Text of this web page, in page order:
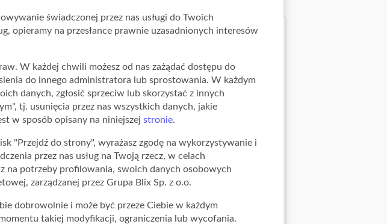
świadczonej przez nas usługi do Twoich
opieramy na przesłance prawnie uzasadnionych interesów
W każdej chwili możesz od nas zażądać dostępu do
do innego administratora lub sprostowania. W każdym
danych, zgłosić sprzeciw lub skorzystać z innych
tj. usunięcia przez nas wszystkich danych, jakie
w sposób opisany na niniejszej stronie.
"Przejdź do strony", wyrażasz zgodę na wykorzystywanie i
przez nas usług na Twoją rzecz, w celach
na potrzeby profilowania, swoich danych osobowych
zarządzanej przez Grupa Blix Sp. z o.o.
dobrowolnie i może być przeze Ciebie w każdym
takiej modyfikacji, ograniczenia lub wycofania.